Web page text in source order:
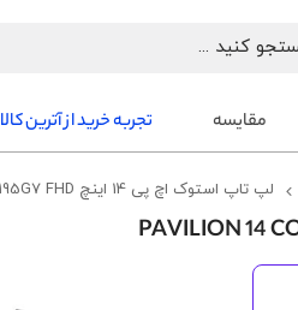
مقایسه تجربه خرید از آترین کالا
لپ تاپ استوک اچ پی 14 اینچ Pavilion 14 Core i7-1195G7 FHD